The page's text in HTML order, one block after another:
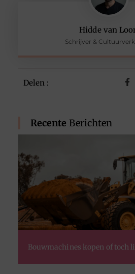
Hidde van
Schrijver &
Delen :
Recente Berichten
Bouwmachines kopen of toch